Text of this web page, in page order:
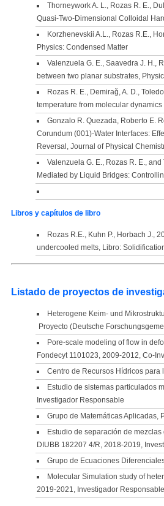
Thorneywork A. L., Rozas R. E.,
Quasi-Two-Dimensional Colloidal
Korzhenevskii A.L., Rozas R.E.,
Physics: Condensed Matter
Valenzuela G. E., Saavedra J. H.,
between two planar substrates,
Rozas R. E., Demiraǧ, A. D.,
temperature from molecular
Gonzalo R. Quezada, Roberto E.
Corundum (001)-Water Interfaces:
Reversal, Journal of Physical
Valenzuela G. E., Rozas R. E.,
Mediated by Liquid Bridges:
Libros y capítulos de libro
Rozas R.E., Kuhn P., Horbach J.,
undercooled melts, Libro:
Listado de proyectos de
Heterogene Keim- und
Proyecto (Deutsche
Pore-scale modeling of flow in
Fondecyt 1101023, 2009-2012, Co-
Centro de Recursos Hídricos para
Estudio de sistemas particulados
Investigador Responsable
Grupo de Matemáticas Aplicadas,
Estudio de separación de
DIUBB 182207 4/R, 2018-2019,
Grupo de Ecuaciones
Molecular Simulation study of
2019-2021, Investigador Responsable